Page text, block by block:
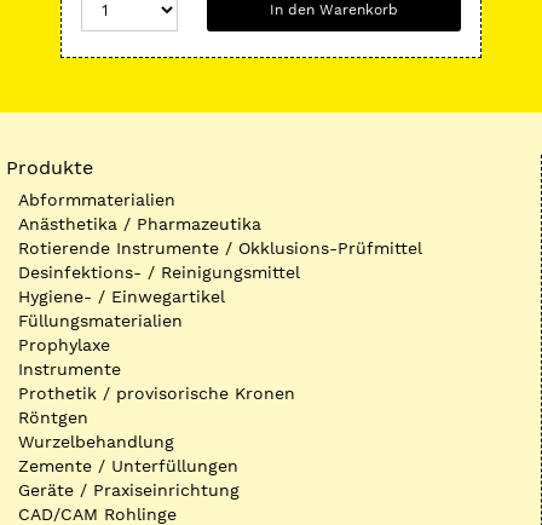
In den Warenkorb
Produkte
Abformmaterialien
Anästhetika / Pharmazeutika
Rotierende Instrumente / Okklusions-Prüfmittel
Desinfektions- / Reinigungsmittel
Hygiene- / Einwegartikel
Füllungsmaterialien
Prophylaxe
Instrumente
Prothetik / provisorische Kronen
Röntgen
Wurzelbehandlung
Zemente / Unterfüllungen
Geräte / Praxiseinrichtung
CAD/CAM Rohlinge